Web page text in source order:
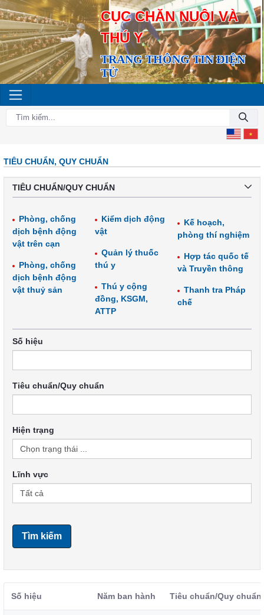
CỤC CHĂN NUÔI VÀ
THÚ Y
TRANG THÔNG TIN ĐIỆN
TỬ
TIÊU CHUẨN, QUY CHUẨN
TIÊU CHUẨN/QUY CHUẨN
Phòng, chống
dịch bệnh động
vật trên cạn
Phòng, chống
dịch bệnh động
vật thuỷ sản
Kiểm dịch động
vật
Quản lý thuốc
thú y
Thú y cộng
đồng, KSGM,
ATTP
Kế hoạch,
phòng thí nghiệm
Hợp tác quốc tế
và Truyền thông
Thanh tra Pháp
chế
Số hiệu
Tiêu chuẩn/Quy chuẩn
Hiện trạng
Lĩnh vực
Tìm kiếm
Số hiệu Năm ban hành Tiêu chuẩn/Quy chuẩn